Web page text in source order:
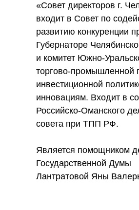
«Совет директоров г.
входит в Совет по
развитию конкуренции
Губернаторе
и комитет Южно-
торгово-промышленной
инвестиционной
инновациям. Входит в
Российско-Оманского
совета при ТПП РФ.
Является помощником
Государственной Думы
Лантратовой Яны